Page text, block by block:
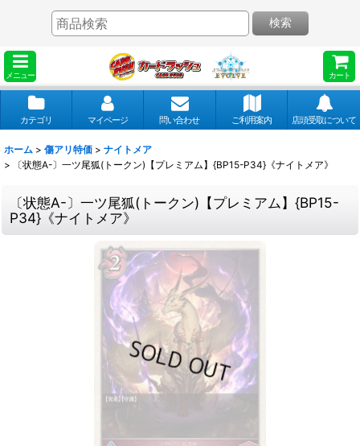
メニュー カート
検索
カテゴリ マイページ 問い合わせ ご利用案内 店頭受取について
ホーム > 傷アリ特価 > ナイトメア
>
〔状態A-〕一ツ尾狐(トークン)【プレミアム】{BP15-P34}《ナイトメア》
〔状態A-〕一ツ尾狐(トークン)【プレミアム】{BP15-
P34}《ナイトメア》